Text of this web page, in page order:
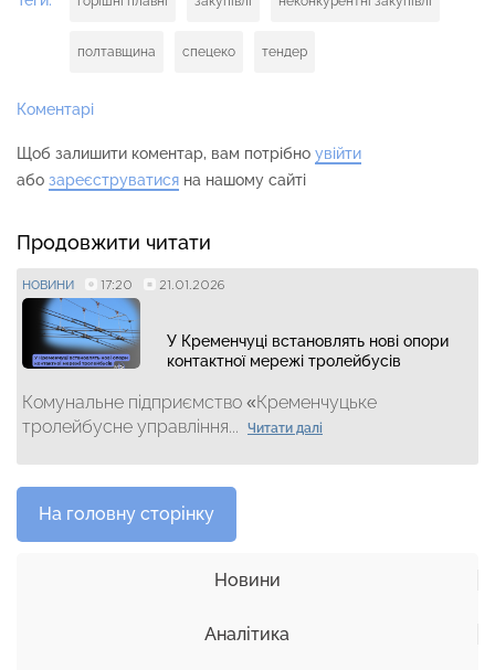
полтавщина спецеко тендер
Коментарі
Щоб залишити коментар, вам потрібно увійти
або зареєструватися на нашому сайті
Продовжити читати
НОВИНИ 17:20 21.01.2026
У Кременчуці встановлять нові опори
контактної мережі тролейбусів
Комунальне підприємство «Кременчуцьке
тролейбусне управління...
Читати далі
На головну сторінку
Новини
Аналітика